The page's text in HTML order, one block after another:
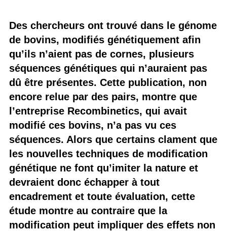
Des chercheurs ont trouvé dans le génome
de bovins, modifiés génétiquement afin
qu’ils n’aient pas de cornes, plusieurs
séquences génétiques qui n’auraient pas
dû être présentes. Cette publication, non
encore relue par des pairs, montre que
l’entreprise Recombinetics, qui avait
modifié ces bovins, n’a pas vu ces
séquences. Alors que certains clament que
les nouvelles techniques de modification
génétique ne font qu’imiter la nature et
devraient donc échapper à tout
encadrement et toute évaluation, cette
étude montre au contraire que la
modification peut impliquer des effets non